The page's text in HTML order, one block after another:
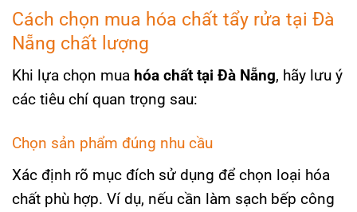
Cách chọn mua hóa chất tẩy rửa tại Đà
Nẵng chất lượng
Khi lựa chọn mua hóa chất tại Đà Nẵng, hãy lưu ý
các tiêu chí quan trọng sau:
Chọn sản phẩm đúng nhu cầu
Xác định rõ mục đích sử dụng để chọn loại hóa
chất phù hợp. Ví dụ, nếu cần làm sạch bếp công